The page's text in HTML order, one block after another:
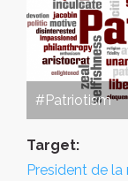
#Patriotism
Target:
President de